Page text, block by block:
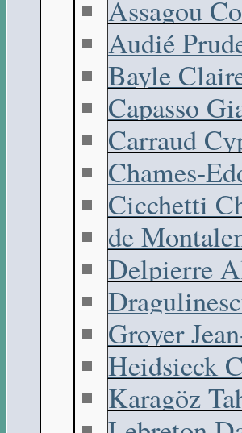
Assagou
Audié
Bayle
Capasso
Carraud
Chames-
Cicchetti
de
Delpierre
Groyer
Heidsieck
Karagöz